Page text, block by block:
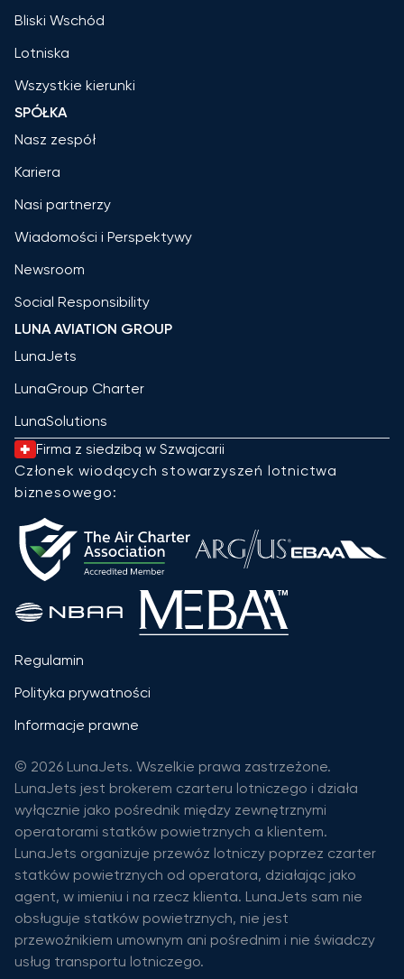
Bliski Wschód
Lotniska
Wszystkie kierunki
SPÓŁKA
Nasz zespół
Kariera
Nasi partnerzy
Wiadomości i Perspektywy
Newsroom
Social Responsibility
LUNA AVIATION GROUP
LunaJets
LunaGroup Charter
LunaSolutions
Firma z siedzibą w Szwajcarii
Członek wiodących stowarzyszeń lotnictwa
biznesowego:
Regulamin
Polityka prywatności
Informacje prawne
© 2026 LunaJets. Wszelkie prawa zastrzeżone.
LunaJets jest brokerem czarteru lotniczego i działa
wyłącznie jako pośrednik między zewnętrznymi
operatorami statków powietrznych a klientem.
LunaJets organizuje przewóz lotniczy poprzez czarter
statków powietrznych od operatora, działając jako
agent, w imieniu i na rzecz klienta. LunaJets sam nie
obsługuje statków powietrznych, nie jest
przewoźnikiem umownym ani pośrednim i nie świadczy
usług transportu lotniczego.